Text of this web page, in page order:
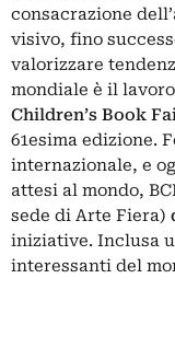
consacrazione
visivo, fino
valorizzare
mondiale è il
Children’s Book
61esima edizione.
internazionale, e
attesi al mondo,
sede di Arte Fiera)
iniziative. Inclusa
interessanti del